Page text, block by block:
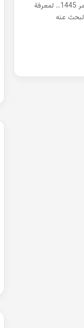
رابط حاسبة نظام نور للروضه لمعرفة العمر 1445… لمعرفة
عنه